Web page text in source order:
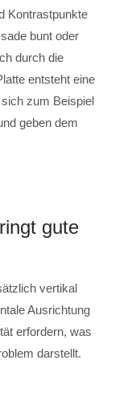
Kontrastpunkte
bunt oder
durch die
entsteht eine
zum Beispiel
geben dem
gute
vertikal
Ausrichtung
erfordern, was
darstellt.